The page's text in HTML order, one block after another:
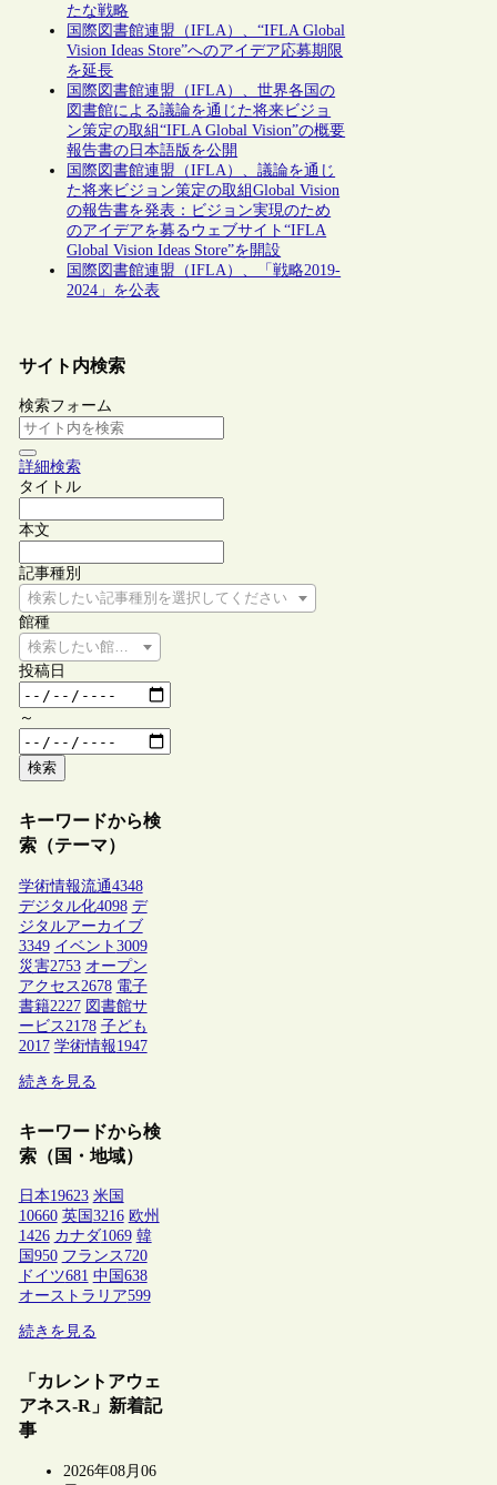
たな戦略
国際図書館連盟（IFLA）、“IFLA Global
Vision Ideas Store”へのアイデア応募期限
を延長
国際図書館連盟（IFLA）、世界各国の
図書館による議論を通じた将来ビジョ
ン策定の取組“IFLA Global Vision”の概要
報告書の日本語版を公開
国際図書館連盟（IFLA）、議論を通じ
た将来ビジョン策定の取組Global Vision
の報告書を発表：ビジョン実現のため
のアイデアを募るウェブサイト“IFLA
Global Vision Ideas Store”を開設
国際図書館連盟（IFLA）、「戦略2019-
2024」を公表
サイト内検索
検索フォーム
詳細検索
タイトル
本文
記事種別
検索したい記事種別を選択してください
館種
検索したい館種を選択してください
投稿日
～
検索
キーワードから検
索（テーマ）
学術情報流通4348
デジタル化4098 デ
ジタルアーカイブ
3349 イベント 3009
災害2753 オープン
アクセス 2678 電子
書籍2227 図書館サ
ービス 2178 子ども
2017 学術情報1947
続きを見る
キーワードから検
索（国・地域）
日本19623 米国
10660 英国 3216 欧州
1426 カナダ1069 韓
国 950 フランス 720
ドイツ681 中国 638
オーストラリア599
続きを見る
「カレントアウェ
アネス-R」新着記
事
2026年08月06